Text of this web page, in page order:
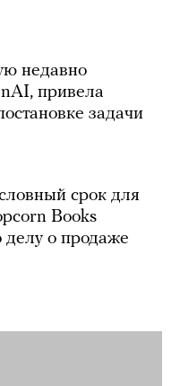
недавно
привела
задачи
срок для
Books
о продаже